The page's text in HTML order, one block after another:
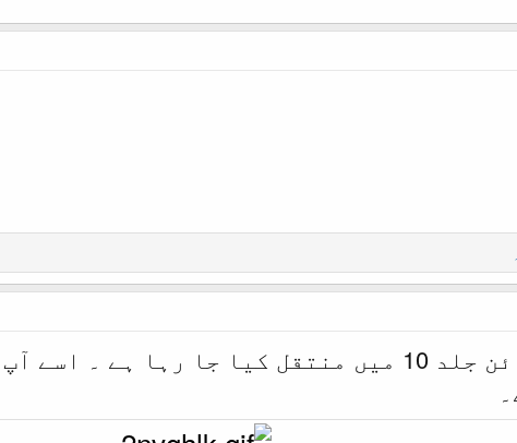
آپکی اس پوسٹ کو خزائن جلد 10 میں منتقل کیا جا